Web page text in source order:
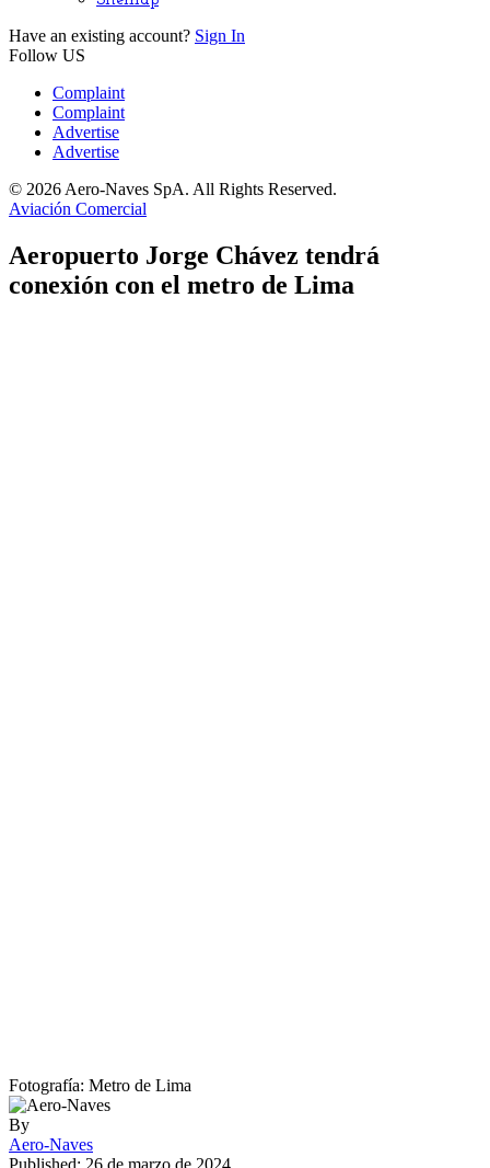
Have an existing account? Sign In
Follow US
Complaint
Complaint
Advertise
Advertise
© 2026 Aero-Naves SpA. All Rights Reserved.
Aviación Comercial
Aeropuerto Jorge Chávez tendrá
conexión con el metro de Lima
Fotografía: Metro de Lima
By
Aero-Naves
Published: 26 de marzo de 2024